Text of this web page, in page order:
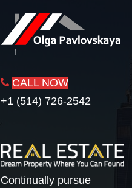
CALL NOW
+1 (514) 726-2542
Continually pursue